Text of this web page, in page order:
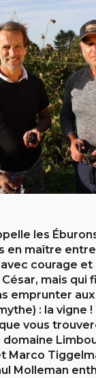
les
en maître
courage et
César, mais qui
emprunter
: la vigne
vous
Marco
Molleman